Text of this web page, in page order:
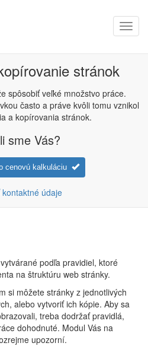
stránok
spôsobiť veľké množstvo práce.
často a práve kvôli tomu vznikol
a kopírovania stránok.
sme Vás?
cenovú kalkuláciu
údaje
podľa pravidiel, ktoré
na štruktúru web stránky.
si môžete stránky z jednotlivých
alebo vytvoriť ich kópie. Aby sa
treba dodržať pravidlá,
dohodnuté. Modul Vás na
upozorní.